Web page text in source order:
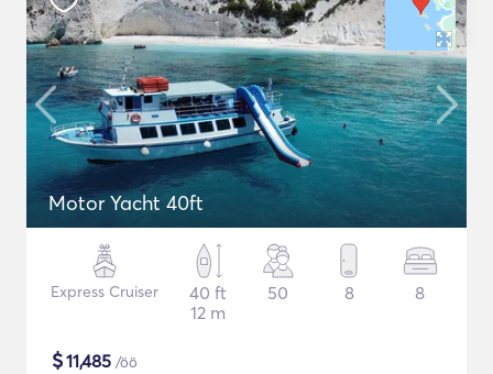
Motor Yacht 40ft
Express Cruiser
40 ft
12 m
50 8 8
$11,485 /öö